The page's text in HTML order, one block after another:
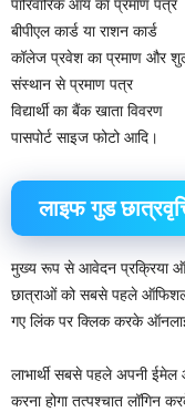
पारिवारिक आय का प्रमाण पत्र
बीपीएल कार्ड या राशन कार्ड
कॉलेज प्रवेश का प्रमाण और
संस्थान से प्रमाण पत्र
विद्यार्थी का बैंक खाता विवरण
पासपोर्ट साइज फोटो आदि।
लाइफ गुड
मुख्य रूप से आवेदन प्रक्रिया
छात्राओं को सबसे पहले ऑफिशल
गए लिंक पर क्लिक करके
लाभार्थी सबसे पहले अपनी
करना होगा तत्पश्चात लॉगिन